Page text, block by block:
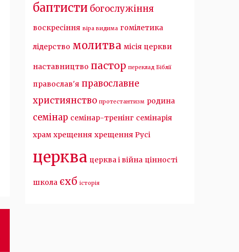
баптисти богослужіння
воскресіння віра видима гомілетика
лідерство молитва місія церкви
наставництво пастор переклад Біблії
православ'я православне
християнство протестантизм родина
семінар семінар-тренінг семінарія
храм хрещення хрещення Русі
церква церква і війна цінності
школа єхб історія